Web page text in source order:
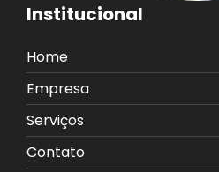
Institucional
Home
Empresa
Serviços
Contato